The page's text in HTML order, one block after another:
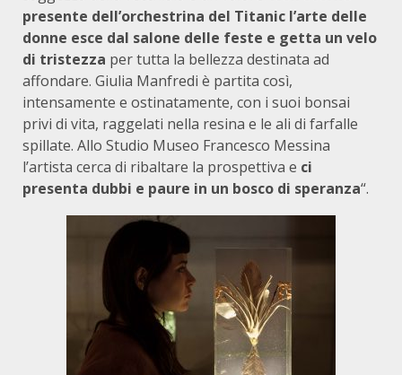
presente dell’orchestrina del Titanic l’arte delle
donne esce dal salone delle feste e getta un velo
di tristezza per tutta la bellezza destinata ad
affondare. Giulia Manfredi è partita così,
intensamente e ostinatamente, con i suoi bonsai
privi di vita, raggelati nella resina e le ali di farfalle
spillate. Allo Studio Museo Francesco Messina
l’artista cerca di ribaltare la prospettiva e ci
presenta dubbi e paure in un bosco di speranza“.